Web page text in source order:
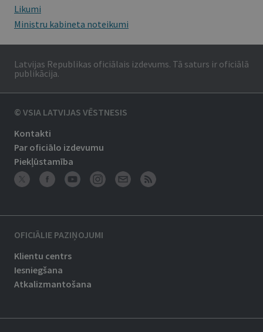
Likumi
Ministru kabineta noteikumi
Latvijas Republikas oficiālais izdevums. Tā saturs ir oficiālā
publikācija.
© VSIA LATVIJAS VĒSTNESIS
Kontakti
Par oficiālo izdevumu
Piekļūstamība
OFICIĀLIE PAZIŅOJUMI
Klientu centrs
Iesniegšana
Atkalizmantošana